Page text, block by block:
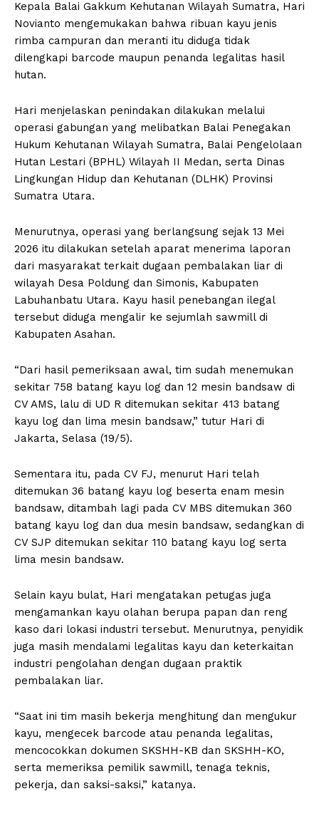
Kepala Balai Gakkum Kehutanan Wilayah Sumatra, Hari
Novianto mengemukakan bahwa ribuan kayu jenis
rimba campuran dan meranti itu diduga tidak
dilengkapi barcode maupun penanda legalitas hasil
hutan.
Hari menjelaskan penindakan dilakukan melalui
operasi gabungan yang melibatkan Balai Penegakan
Hukum Kehutanan Wilayah Sumatra, Balai Pengelolaan
Hutan Lestari (BPHL) Wilayah II Medan, serta Dinas
Lingkungan Hidup dan Kehutanan (DLHK) Provinsi
Sumatra Utara.
Menurutnya, operasi yang berlangsung sejak 13 Mei
2026 itu dilakukan setelah aparat menerima laporan
dari masyarakat terkait dugaan pembalakan liar di
wilayah Desa Poldung dan Simonis, Kabupaten
Labuhanbatu Utara. Kayu hasil penebangan ilegal
tersebut diduga mengalir ke sejumlah sawmill di
Kabupaten Asahan.
“Dari hasil pemeriksaan awal, tim sudah menemukan
sekitar 758 batang kayu log dan 12 mesin bandsaw di
CV AMS, lalu di UD R ditemukan sekitar 413 batang
kayu log dan lima mesin bandsaw,” tutur Hari di
Jakarta, Selasa (19/5).
Sementara itu, pada CV FJ, menurut Hari telah
ditemukan 36 batang kayu log beserta enam mesin
bandsaw, ditambah lagi pada CV MBS ditemukan 360
batang kayu log dan dua mesin bandsaw, sedangkan di
CV SJP ditemukan sekitar 110 batang kayu log serta
lima mesin bandsaw.
Selain kayu bulat, Hari mengatakan petugas juga
mengamankan kayu olahan berupa papan dan reng
kaso dari lokasi industri tersebut. Menurutnya, penyidik
juga masih mendalami legalitas kayu dan keterkaitan
industri pengolahan dengan dugaan praktik
pembalakan liar.
“Saat ini tim masih bekerja menghitung dan mengukur
kayu, mengecek barcode atau penanda legalitas,
mencocokkan dokumen SKSHH-KB dan SKSHH-KO,
serta memeriksa pemilik sawmill, tenaga teknis,
pekerja, dan saksi-saksi,” katanya.